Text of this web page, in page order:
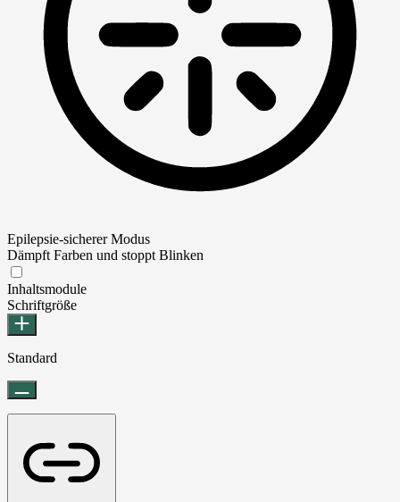
Epilepsie-sicherer Modus
Dämpft Farben und stoppt Blinken
Inhaltsmodule
Schriftgröße
Standard